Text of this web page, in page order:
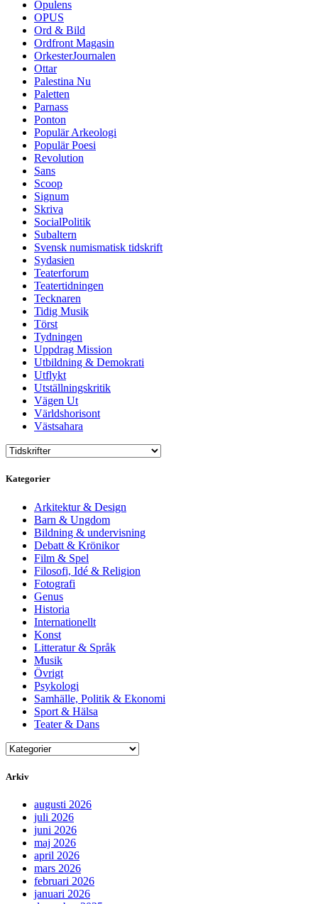
Opulens
OPUS
Ord & Bild
Ordfront Magasin
OrkesterJournalen
Ottar
Palestina Nu
Paletten
Parnass
Ponton
Populär Arkeologi
Populär Poesi
Revolution
Sans
Scoop
Signum
Skriva
SocialPolitik
Subaltern
Svensk numismatisk tidskrift
Sydasien
Teaterforum
Teatertidningen
Tecknaren
Tidig Musik
Törst
Tydningen
Uppdrag Mission
Utbildning & Demokrati
Utflykt
Utställningskritik
Vägen Ut
Världshorisont
Västsahara
Kategorier
Arkitektur & Design
Barn & Ungdom
Bildning & undervisning
Debatt & Krönikor
Film & Spel
Filosofi, Idé & Religion
Fotografi
Genus
Historia
Internationellt
Konst
Litteratur & Språk
Musik
Övrigt
Psykologi
Samhälle, Politik & Ekonomi
Sport & Hälsa
Teater & Dans
Arkiv
augusti 2026
juli 2026
juni 2026
maj 2026
april 2026
mars 2026
februari 2026
januari 2026